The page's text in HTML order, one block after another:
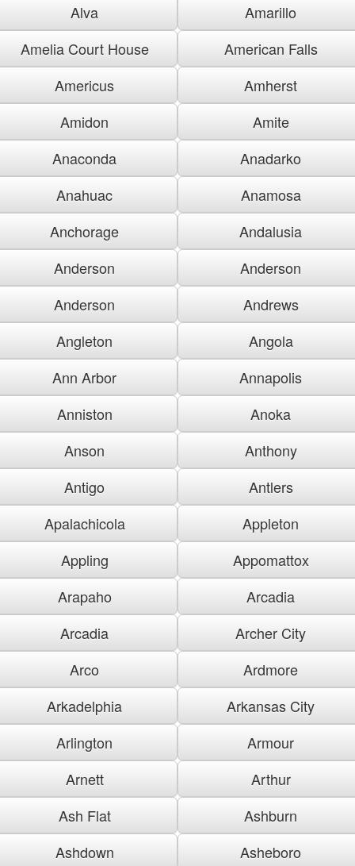
Alva
Amarillo
Amelia Court House
American Falls
Americus
Amherst
Amidon
Amite
Anaconda
Anadarko
Anahuac
Anamosa
Anchorage
Andalusia
Anderson
Anderson
Anderson
Andrews
Angleton
Angola
Ann Arbor
Annapolis
Anniston
Anoka
Anson
Anthony
Antigo
Antlers
Apalachicola
Appleton
Appling
Appomattox
Arapaho
Arcadia
Arcadia
Archer City
Arco
Ardmore
Arkadelphia
Arkansas City
Arlington
Armour
Arnett
Arthur
Ash Flat
Ashburn
Ashdown
Asheboro